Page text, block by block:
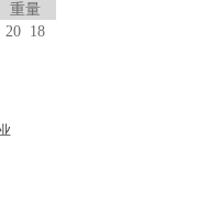
重量
20 18